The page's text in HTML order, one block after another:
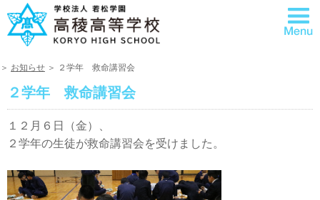
＞ お知らせ ＞ ２学年 救命講習会
２学年 救命講習会
１２月６日（金）、
２学年の生徒が救命講習会を受けました。